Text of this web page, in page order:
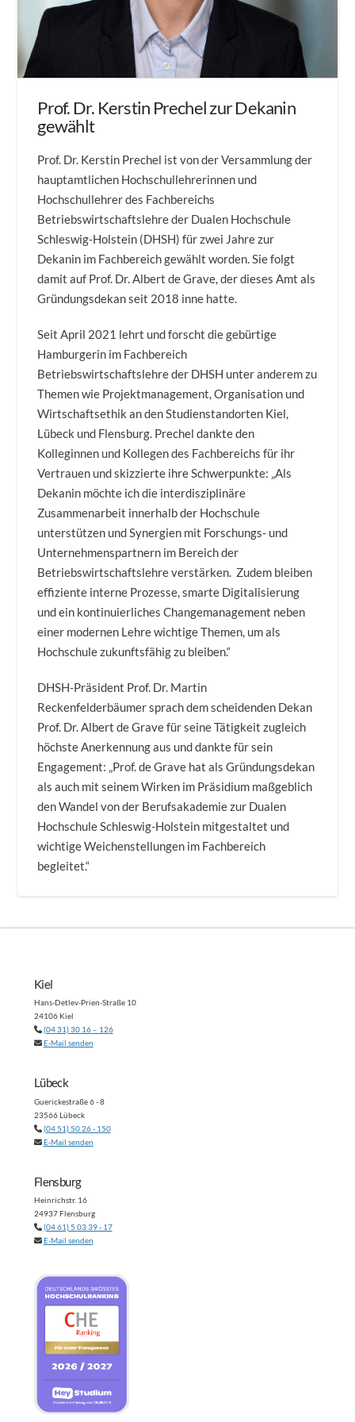
Prof. Dr. Kerstin Prechel zur Dekanin
gewählt
Prof. Dr. Kerstin Prechel ist von der Versammlung der
hauptamtlichen Hochschullehrerinnen und
Hochschullehrer des Fachbereichs
Betriebswirtschaftslehre der Dualen Hochschule
Schleswig-Holstein (DHSH) für zwei Jahre zur
Dekanin im Fachbereich gewählt worden. Sie folgt
damit auf Prof. Dr. Albert de Grave, der dieses Amt als
Gründungsdekan seit 2018 inne hatte.
Seit April 2021 lehrt und forscht die gebürtige
Hamburgerin im Fachbereich
Betriebswirtschaftslehre der DHSH unter anderem zu
Themen wie Projektmanagement, Organisation und
Wirtschaftsethik an den Studienstandorten Kiel,
Lübeck und Flensburg. Prechel dankte den
Kolleginnen und Kollegen des Fachbereichs für ihr
Vertrauen und skizzierte ihre Schwerpunkte: „Als
Dekanin möchte ich die interdisziplinäre
Zusammenarbeit innerhalb der Hochschule
unterstützen und Synergien mit Forschungs- und
Unternehmenspartnern im Bereich der
Betriebswirtschaftslehre verstärken. Zudem bleiben
effiziente interne Prozesse, smarte Digitalisierung
und ein kontinuierliches Changemanagement neben
einer modernen Lehre wichtige Themen, um als
Hochschule zukunftsfähig zu bleiben.“
DHSH-Präsident Prof. Dr. Martin
Reckenfelderbäumer sprach dem scheidenden Dekan
Prof. Dr. Albert de Grave für seine Tätigkeit zugleich
höchste Anerkennung aus und dankte für sein
Engagement: „Prof. de Grave hat als Gründungsdekan
als auch mit seinem Wirken im Präsidium maßgeblich
den Wandel von der Berufsakademie zur Dualen
Hochschule Schleswig-Holstein mitgestaltet und
wichtige Weichenstellungen im Fachbereich
begleitet.“
Kiel
Hans-Detlev-Prien-Straße 10
24106 Kiel
(04 31) 30 16 – 126
E-Mail senden
Lübeck
Guerickestraße 6 - 8
23566 Lübeck
(04 51) 50 26 - 150
E-Mail senden
Flensburg
Heinrichstr. 16
24937 Flensburg
(04 61) 5 03 39 - 17
E-Mail senden